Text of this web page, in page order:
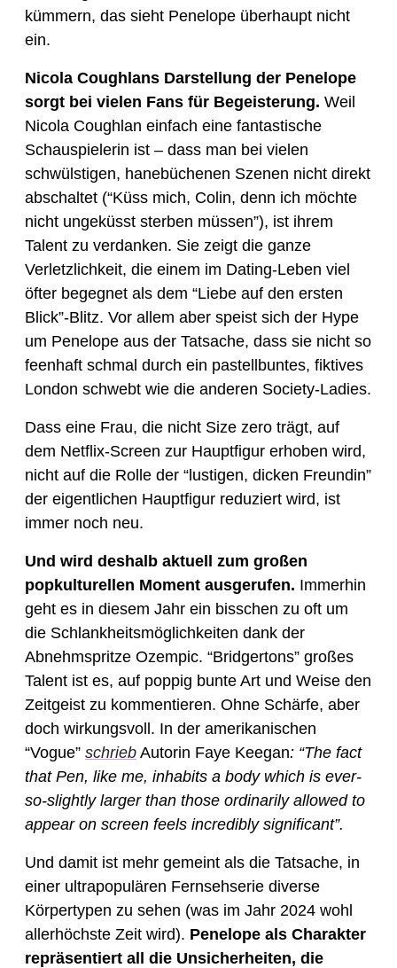
kümmern, das sieht Penelope überhaupt nicht
ein.
Nicola Coughlans Darstellung der Penelope
sorgt bei vielen Fans für Begeisterung. Weil
Nicola Coughlan einfach eine fantastische
Schauspielerin ist – dass man bei vielen
schwülstigen, hanebüchenen Szenen nicht direkt
abschaltet (“Küss mich, Colin, denn ich möchte
nicht ungeküsst sterben müssen”), ist ihrem
Talent zu verdanken. Sie zeigt die ganze
Verletzlichkeit, die einem im Dating-Leben viel
öfter begegnet als dem “Liebe auf den ersten
Blick”-Blitz. Vor allem aber speist sich der Hype
um Penelope aus der Tatsache, dass sie nicht so
feenhaft schmal durch ein pastellbuntes, fiktives
London schwebt wie die anderen Society-Ladies.
Dass eine Frau, die nicht Size zero trägt, auf
dem Netflix-Screen zur Hauptfigur erhoben wird,
nicht auf die Rolle der “lustigen, dicken Freundin”
der eigentlichen Hauptfigur reduziert wird, ist
immer noch neu.
Und wird deshalb aktuell zum großen
popkulturellen Moment ausgerufen. Immerhin
geht es in diesem Jahr ein bisschen zu oft um
die Schlankheitsmöglichkeiten dank der
Abnehmspritze Ozempic. “Bridgertons” großes
Talent ist es, auf poppig bunte Art und Weise den
Zeitgeist zu kommentieren. Ohne Schärfe, aber
doch wirkungsvoll. In der amerikanischen
“Vogue” schrieb Autorin Faye Keegan: “The fact
that Pen, like me, inhabits a body which is ever-
so-slightly larger than those ordinarily allowed to
appear on screen feels incredibly significant”.
Und damit ist mehr gemeint als die Tatsache, in
einer ultrapopulären Fernsehserie diverse
Körpertypen zu sehen (was im Jahr 2024 wohl
allerhöchste Zeit wird). Penelope als Charakter
repräsentiert all die Unsicherheiten, die